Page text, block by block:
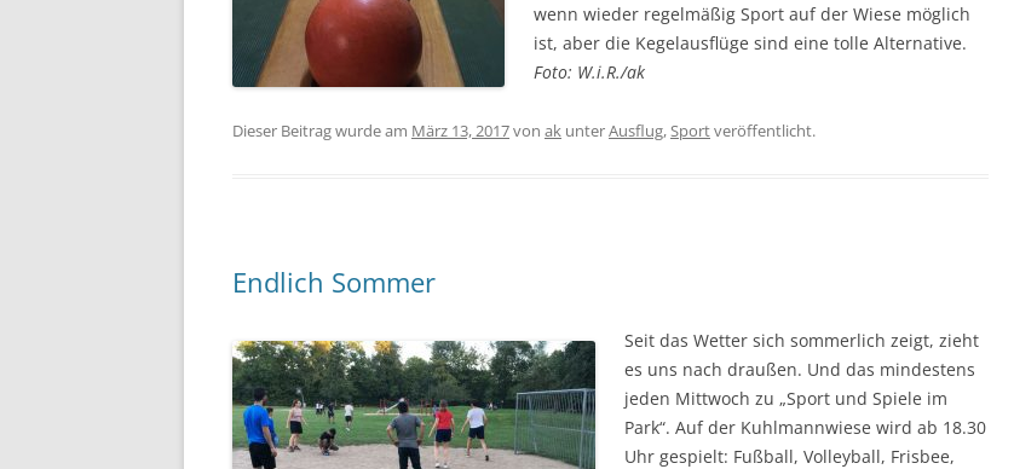
wenn wieder regelmäßig Sport auf der Wiese möglich
ist, aber die Kegelausflüge sind eine tolle Alternative.
Foto: W.i.R./ak
Dieser Beitrag wurde am März 13, 2017von ak unterAusflug,Sportveröffentlicht.
Endlich Sommer
Seit das Wetter sich sommerlich zeigt, zieht
es uns nach draußen. Und das mindestens
jeden Mittwoch zu „Sport und Spiele im
Park“. Auf der Kuhlmannwiese wird ab 18.30
Uhr gespielt: Fußball, Volleyball, Frisbee,